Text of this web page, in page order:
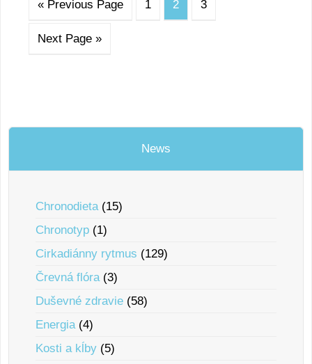
« Previous Page 1 2 3
Next Page »
News
Chronodieta(15)
Chronotyp (1)
Cirkadiánny rytmus (129)
Črevná flóra(3)
Duševné zdravie (58)
Energia(4)
Kosti a kĺby (5)